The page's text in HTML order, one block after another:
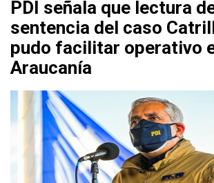
PDI señala que lectura
sentencia del caso
pudo facilitar operativo
Araucanía